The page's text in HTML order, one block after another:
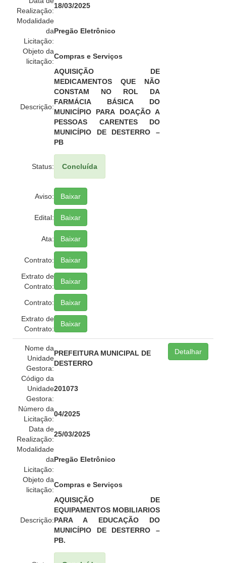
Realização:
18/03/2025
Modalidade
da
Licitação:
Pregão Eletrônico
Objeto da
licitação:
Compras e Serviços
Descrição:
AQUISIÇÃO DE
MEDICAMENTOS QUE NÃO
CONSTAM NO ROL DA
FARMÁCIA BÁSICA DO
MUNICÍPIO PARA DOAÇÃO A
PESSOAS CARENTES DO
MUNICÍPIO DE DESTERRO –
PB
Status: Concluída
Aviso: Baixar
Edital: Baixar
Ata: Baixar
Contrato:
Baixar
Extrato de
Contrato:
Baixar
Contrato:
Baixar
Extrato de
Contrato:
Baixar
Nome da
Unidade
Gestora:
PREFEITURA MUNICIPAL DE
DESTERRO
Código da
Unidade
Gestora:
201073
Número da
Licitação:
04/2025
Data de
Realização:
25/03/2025
Modalidade
da
Licitação:
Pregão Eletrônico
Objeto da
licitação:
Compras e Serviços
Descrição:
AQUISIÇÃO DE
EQUIPAMENTOS MOBILIARIOS
PARA A EDUCAÇÃO DO
MUNICÍPIO DE DESTERRO –
PB.
Detalhar